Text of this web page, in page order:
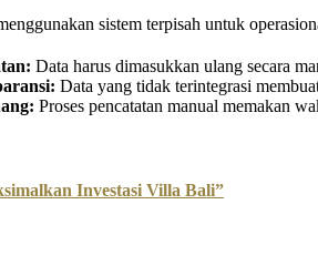
sistem terpisah untuk
Data harus dimasukkan ulang secara
Data yang tidak terintegrasi
Proses pencatatan manual memakan
Investasi Villa Bali”